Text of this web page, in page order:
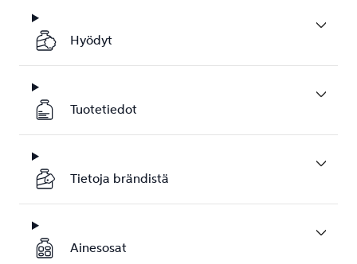
Hyödyt
Tuotetiedot
Tietoja brändistä
Ainesosat